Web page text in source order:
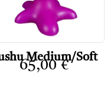
Medium/Soft
65,00 €